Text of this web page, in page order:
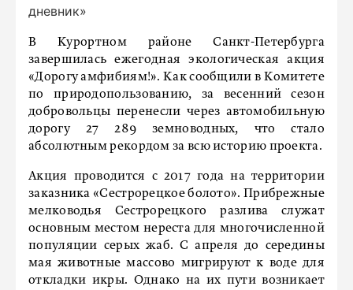
дневник»
В Курортном районе Санкт-Петербурга
завершилась ежегодная экологическая акция
«Дорогу амфибиям!». Как сообщили в Комитете
по природопользованию, за весенний сезон
добровольцы перенесли через автомобильную
дорогу 27 289 земноводных, что стало
абсолютным рекордом за всю историю проекта.
Акция проводится с 2017 года на территории
заказника «Сестрорецкое болото». Прибрежные
мелководья Сестрорецкого разлива служат
основным местом нереста для многочисленной
популяции серых жаб. С апреля до середины
мая животные массово мигрируют к воде для
откладки икры. Однако на их пути возникает